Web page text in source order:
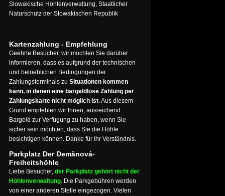
Slowakische Höhlenverwaltung, Staatlicher
Naturschutz der Slowakischen Republik
Kartenzahlung - Empfehlung
Geehrte Besucher, wir möchten Sie darüber
informieren, dass es aufgrund der technischen
und betrieblichen Bedingungen der
Zahlungsterminals zu Situationen kommen
kann, in denen eine bargeldlose Zahlung per
Zahlungskarte nicht möglich ist. Aus diesem
Grund empfehlen wir Ihnen, ausreichend
Bargeld zur Verfügung zu haben, wenn Sie
sicher sein möchten, dass Sie die Höhle
besichtigen können. Danke für Ihr Verständnis.
Parkplatz Der Demänová-
Freiheitshöhle
Liebe Besucher, der Parkplatz gehört nicht der
Höhlenverwaltung. Die Parkgebühren werden
von einer anderen Stelle eingezogen. Vielen